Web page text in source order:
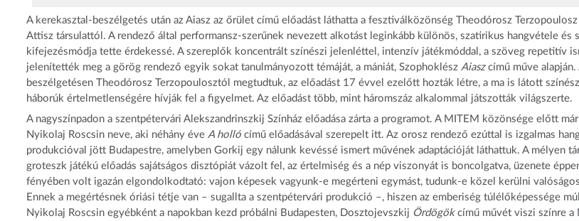
A kerekasztal-beszélgetés után az Aiasz az őrület című előadást láthatta a fesztiválközönség Theodórosz Terzopoulosz
Attisz társulattól. A rendező által performansz-szerűnek nevezett alkotást leginkább különös, szatirikus hangvétele és
kifejezésmódja tette érdekessé. A szereplők koncentrált színészi jelenléttel, intenzív játékmóddal, a szöveg repetitív
jelenítették meg a görög rendező egyik sokat tanulmányozott témáját, a mániát, Szophoklész Aiaszcímű műve alapján.
beszélgetésen Theodórosz Terzopoulosztól megtudtuk, az előadást 17 évvel ezelőtt hozták létre, a ma is látott
háborúk értelmetlenségére hívják fel a figyelmet. Az előadást több, mint háromszáz alkalommal játszották világszerte.
A nagyszínpadon a szentpétervári Alekszandrinszkij Színház előadása zárta a programot. A MITEM közönsége előtt
Nyikolaj Roscsin neve, aki néhány éve A holló című előadásával szerepelt itt. Az orosz rendező ezúttal is izgalmas
produkcióval jött Budapestre, amelyben Gorkij egy nálunk kevéssé ismert művének adaptációját láthattuk. A mélyen
groteszk játékú előadás sajátságos disztópiát vázolt fel, az értelmiség és a nép viszonyát is boncolgatva, üzenete
fényében volt igazán elgondolkodtató: vajon képesek vagyunk-e megérteni egymást, tudunk-e közel kerülni
Ennek a megértésnek óriási tétje van – sugallta a szentpétervári produkció –, hiszen az emberiség túlélőképessége
Nyikolaj Roscsin egyébként a napokban kezd próbálni Budapesten, Dosztojevszkij Ördögökcímű művét viszi színre a